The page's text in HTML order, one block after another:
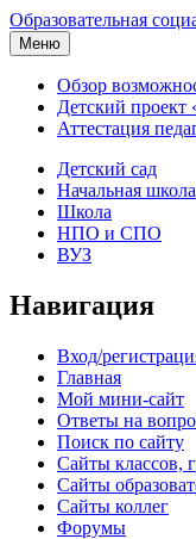
Образовательная
Меню
Обзор
Детский проект
Аттестация
Детский сад
Начальная школа
Школа
НПО и СПО
ВУЗ
Навигация
Вход/
Главная
Мой мини-сайт
Ответы на
Поиск по сайту
Сайты классов,
Сайты
Сайты коллег
Форумы